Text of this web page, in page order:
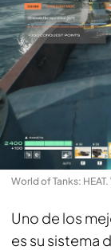
World of Tanks: HEAT.
Uno de los
es su sistema